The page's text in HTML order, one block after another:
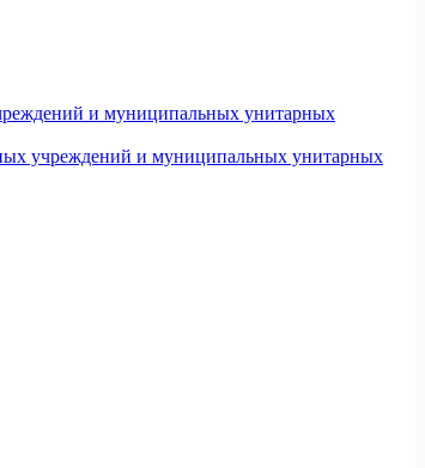
и муниципальных унитарных
учреждений и муниципальных унитарных